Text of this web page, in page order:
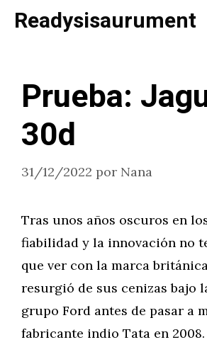
SaltarReadysisaurument
Prueba:
30d
31/12/2022 por Nana
Tras unos años oscuros en
fiabilidad y la innovación no
que ver con la marca
resurgió de sus cenizas bajo
grupo Ford antes de pasar a
fabricante indio Tata en 2008.